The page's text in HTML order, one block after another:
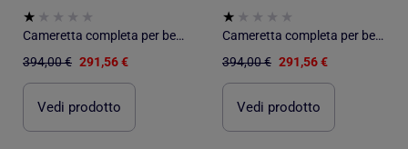
Cameretta completa per bebé con lettino 120x60 con sbarre e cassettiera fasciatoio a tre - BABYPRICE
394,00 € 291,56 €
Vedi prodotto
Cameretta completa per bebé con lettino 120x60 con sbarre e cassettiera fasciatoio a tre - BABYPRICE
394,00 € 291,56 €
Vedi prodotto